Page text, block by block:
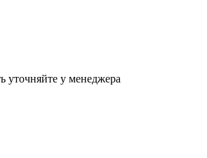
уточняйте у менеджера